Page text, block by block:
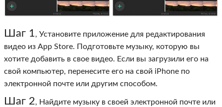
Шаг 1, Установите приложение для редактирования
видео из App Store. Подготовьте музыку, которую вы
хотите добавить в свое видео. Если вы загрузили его на
свой компьютер, перенесите его на свой iPhone по
электронной почте или другим способом.
Шаг 2, Найдите музыку в своей электронной почте или